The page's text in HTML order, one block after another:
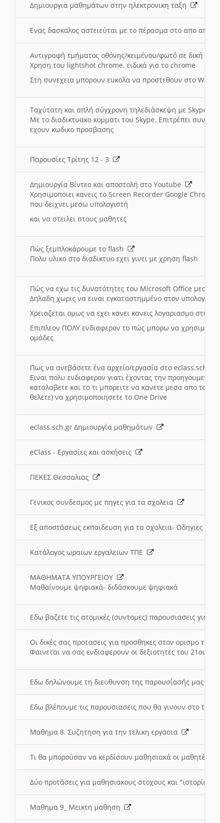
Δημιουργια μαθημάτων στην ηλεκτρονικη ταξη
Ενας δασκαλος αστειεύται με το πέρασμα στο απο
Αντιγραφή τμήματος οθόνης/κειμένου/φωτό σε δική
Χρηση του lightshot chrome. ειδικά για το chrome
Στη συνεχεια μπορουν ευκολα να προστεθουν στο Word
Ταχύτατη και απλή σύγχρονη τηλεδιάσκεψη με Skype
Με το διαδικτυακο κομματι του Skype. Επιτρέπει
εχουν κωδικο προσβασης
Παρουσίες Τρίτης 12 - 3
Δημιουργία Βίντεο και αποστολή στο Youtube
Χρησιμοποιει κανεις το Screen Recorder Google Chrome
που δειχνει μεσω υπολογιστή
και να στειλει στους μαθητες
Πώς ξεμπλοκάρουμε το flash
Πολυ υλικο στο διαδικτυο εχει γινει με χρηση flash
Πώς να εχω τις δυνατότητες του Microsoft Office μεσω
Δηλαδη χωρις να ειναι εγκαταστημμένο στον
Χρειαζεται ομως να εχει κανει κανεις λογαριασμο στη
Επιπλεον ΠΟΛΥ ενδιαφερον το πώς μπορω να
ομάδες
Πως να ανεβάσετε ένα αρχείο/εργασία στο eclass.sch.gr
Ειναι πολυ ενδιαφερον γιατι έχοντας την
καταλαβετε και το τι μπορειτε να κανετε μεσα απο το
θελετε) να χρησιμοποιησετε το One Drive
eclass.sch.gr Δημιουργία μαθημάτων
eClass - Εργασίες και ασκήσεις
ΠΕΚΕΣ Θεσσαλιας
Γενικος συνδεσμος με πηγες για τα σχολεια
Εξ αποστάσεως εκπαιδευση για τα σχολεια- Οδηγιες
Κατάλογος ωραιων εργαλειων ΤΠΕ
ΜΑΘΗΜΑΤΑ ΥΠΟΥΡΓΕΙΟΥ
Μαθαίνουμε ψηφιακά- διδάσκουμε ψηφιακά
Εδω βαζετε τις ατομικές (συντομες) παρουσιασεις για
Οι δικές σας προτασεις για προσθηκες στον ορισμο
Φαινεται να σας ενδιαφερουν οι δεξιοτητες του 21ου
Εδω δηλώνουμε τη διευθυνση της παρουσίασής μας
Εδω βλέπουμε τις παρουσιασεις που θα γινουν στο
Μαθημα 8. Συζητηση για την τελικη εργασια
Τι θα μπορούσαν να κερδίσουν μαθησιακά οι μαθητές/
Δύο προτάσεις για μαθησιακους στοχους και "ιστορία"
Μαθημα 9_ Μεικτη μαθηση